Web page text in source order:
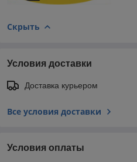
Скрыть
Условия доставки
Доставка курьером
Все условия доставки
Условия оплаты